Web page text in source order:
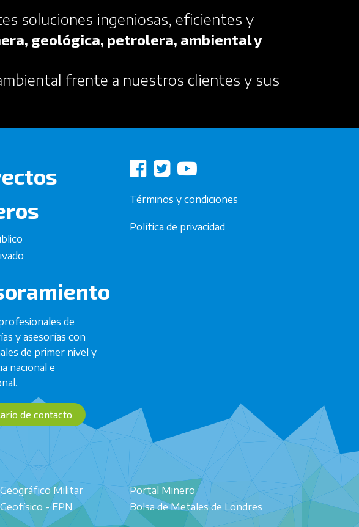
soluciones ingeniosas, eficientes y
geológica, petrolera, ambiental y
frente a nuestros clientes y sus
de
y asesorías con
de primer nivel y
nacional e
de contacto
Términos y condiciones
Política de privacidad
Militar
- EPN
Portal Minero
Bolsa de Metales de Londres